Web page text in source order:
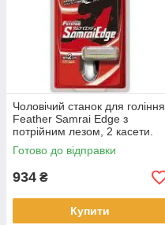
Чоловічий станок для гоління
Feather Samrai Edge з
потрійним лезом, 2 касети.
Готово до відправки
934 ₴
Купити